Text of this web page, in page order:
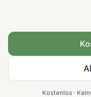
Kostenlos ·